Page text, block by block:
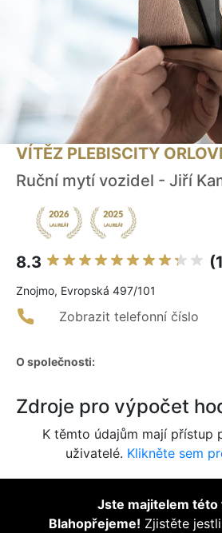
VÍTĚZ PLEBISCITY
Ruční mytí vozidel - Jiří
8.3
Znojmo, Evropská 497/101
Zobrazit telefonní číslo
O společnosti:
Zdroje pro výpočet
K těmto údajům mají přístup
uživatelé. Klikněte sem
Jste majitelem této
Blahopřejeme! Zjistěte